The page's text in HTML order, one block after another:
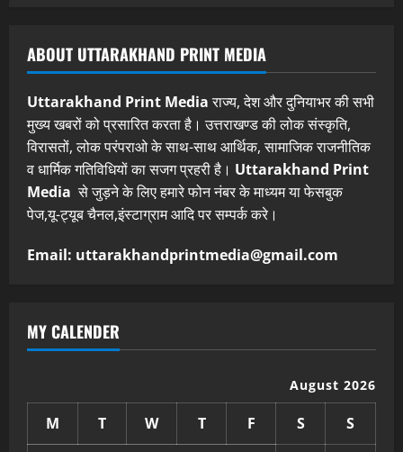
ABOUT UTTARAKHAND PRINT MEDIA
Uttarakhand Print Mediaराज्य, देश और दुनियाभर की सभी
मुख्य खबरों को प्रसारित करता है। उत्तराखण्ड की लोक संस्कृति,
विरासतों, लोक परंपराओ के साथ-साथ आर्थिक, सामाजिक राजनीतिक
व धार्मिक गतिविधियों का सजग प्रहरी है। Uttarakhand Print
Media से जुड़ने के लिए हमारे फोन नंबर के माध्यम या फेसबुक
पेज,यू-ट्यूब चैनल,इंस्टाग्राम आदि पर सम्पर्क करे।
Email: uttarakhandprintmedia@gmail.com
MY CALENDER
August 2026
M T W T F S
S